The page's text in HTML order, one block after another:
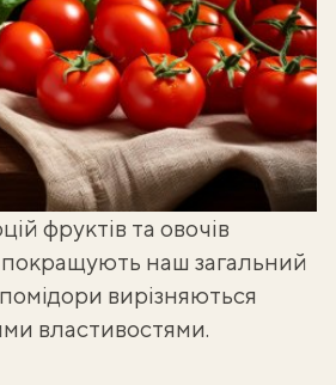
фруктів та овочів
наш загальний
вирізняються
властивостями.